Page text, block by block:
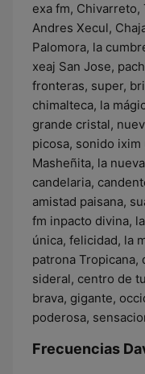
exa fm, Chivarreto,
Andres Xecul,
Palomora, la
xeaj San Jose,
fronteras, super,
chimalteca, la
grande cristal,
picosa, sonido
Masheñita, la
candelaria,
amistad paisana,
fm inpacto divina,
única, felicidad, la
patrona Tropicana,
sideral, centro de
brava, gigante,
poderosa,
Frecuencias